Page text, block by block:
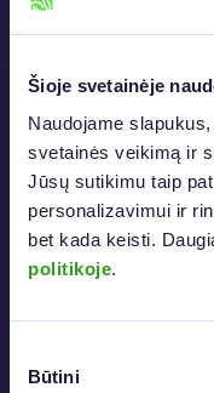
Šioje svetainėje
Naudojame
svetainės veikimą ir
Jūsų sutikimu taip
personalizavimui ir
bet kada keisti.
politikoje.
pasirinkimas
Būtini
Nemokamas
0 €
6 parašai per